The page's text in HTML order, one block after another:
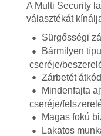
A Multi Security
választékát
Sürgősségi
Bármilyen
cseréje/
Zárbetét
Mindenfajta
cseréje/
Magas fokú
Lakatos